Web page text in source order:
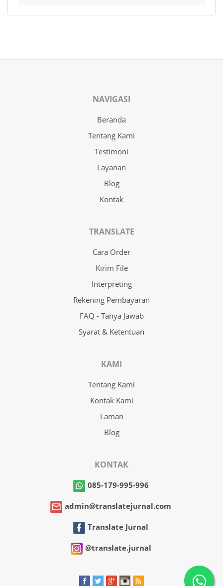
NAVIGASI
Beranda
Tentang Kami
Testimoni
Layanan
Blog
Kontak
TRANSLATE
Cara Order
Kirim File
Interpreting
Rekening Pembayaran
FAQ - Tanya Jawab
Syarat & Ketentuan
KAMI
Tentang Kami
Kontak Kami
Laman
Blog
KONTAK
085-179-995-996
admin@translatejurnal.com
Translate Jurnal
@translate.jurnal